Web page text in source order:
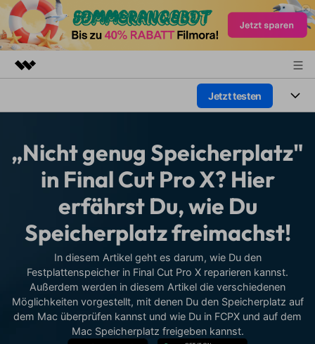
Dienstprogramme
Überblick
Lösungen
Über uns
Presseraum
Shop
Support
Jetzt testen
Plattformen
Funktionen
KI
Audio
Lösungen
Soziale Medien
Marketing & Business
Lifestyle & Spaß
Trends
Ressourcen
Video-Prompts
Über 100 heiße Video-
Prompts – schnell ähnliche
Videos erstellen
Meisterkurs
Beherrschen Sie
fortgeschrittene
Videobearbeitungsfähigkeiten
Hilfe-Center
Erste Schritte
Kunden-Support
Über
„Nicht genug Speicherplatz"
in Final Cut Pro X? Hier
erfährst Du, wie Du
Speicherplatz freimachst!
In diesem Artikel geht es darum, wie Du den
Festplattenspeicher in Final Cut Pro X reparieren kannst.
Außerdem werden in diesem Artikel die verschiedenen
Möglichkeiten vorgestellt, mit denen Du den Speicherplatz auf
dem Mac überprüfen kannst und wie Du in FCPX und auf dem
Mac Speicherplatz freigeben kannst.